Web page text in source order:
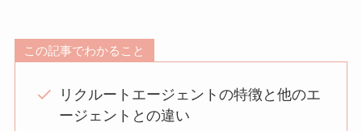
この記事でわかること
リクルートエージェントの特徴と他のエ
ージェントとの違い